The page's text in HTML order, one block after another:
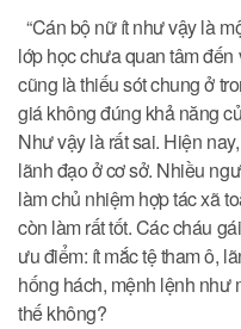
“Cán bộ nữ ít như vậy là
lớp học chưa quan tâm
cũng là thiếu sót chung ở
giá không đúng khả năng
Như vậy là rất sai. Hiện
lãnh đạo ở cơ sở. Nhiều
làm chủ nhiệm hợp tác xã
còn làm rất tốt. Các cháu
ưu điểm: ít mắc tệ tham ô,
hống hách, mệnh lệnh như
thế không?